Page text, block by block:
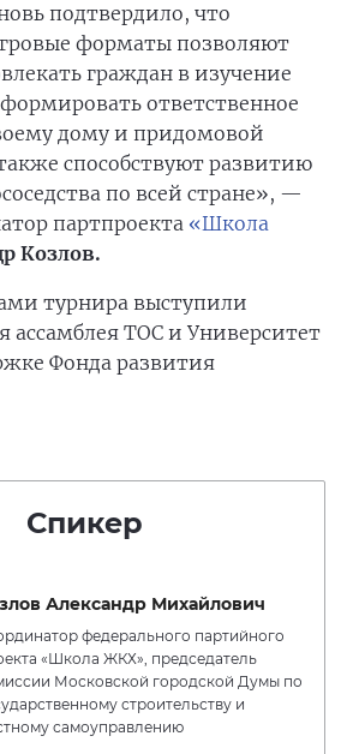
подтвердило, что
форматы позволяют
граждан в изучение
ответственное
дому и придомовой
способствуют развитию
по всей стране», —
партпроекта «Школа
Козлов.
турнира выступили
ассамблея ТОС и Университет
Фонда развития
Спикер
Александр Михайлович
федерального партийного
«Школа ЖКХ», председатель
Московской городской Думы по
строительству и
самоуправлению